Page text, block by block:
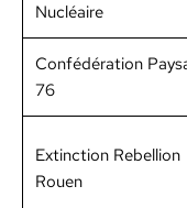
Nucléaire
Con­fédéra­tion
76
Extinc­tion Rebel­lion
Rouen